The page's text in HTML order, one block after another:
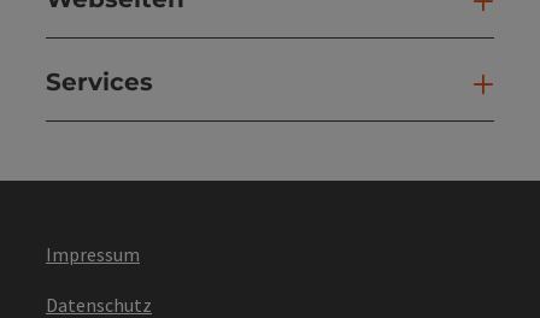
Services
Impressum
Datenschutz